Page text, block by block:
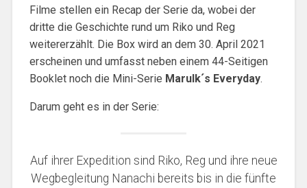
Filme stellen ein Recap der Serie da, wobei der
dritte die Geschichte rund um Riko und Reg
weitererzählt. Die Box wird an dem 30. April 2021
erscheinen und umfasst neben einem 44-Seitigen
Booklet noch die Mini-Serie Marulk´s Everyday.
Darum geht es in der Serie:
Auf ihrer Expedition sind Riko, Reg und ihre neue
Wegbegleitung Nanachi bereits bis in die fünfte